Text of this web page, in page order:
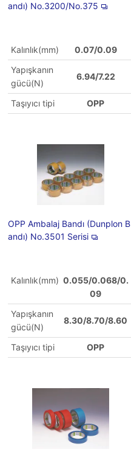
andı) No.3200/No.375
Kalınlık(mm)
0.07/0.09
Yapışkanın
gücü(N)
6.94/7.22
Taşıyıcı tipi OPP
OPP Ambalaj Bandı (Dunplon B
andı) No.3501 Serisi
Kalınlık(mm) 0.055/0.068/0.
09
Yapışkanın
gücü(N)
8.30/8.70/8.60
Taşıyıcı tipi OPP